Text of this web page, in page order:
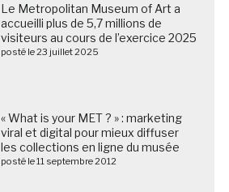
Le Metropolitan Museum of Art a
accueilli plus de 5,7 millions de
visiteurs au cours de l’exercice 2025
posté le 23 juillet 2025
« What is your MET ? » : marketing
viral et digital pour mieux diffuser
les collections en ligne du musée
posté le 11 septembre 2012